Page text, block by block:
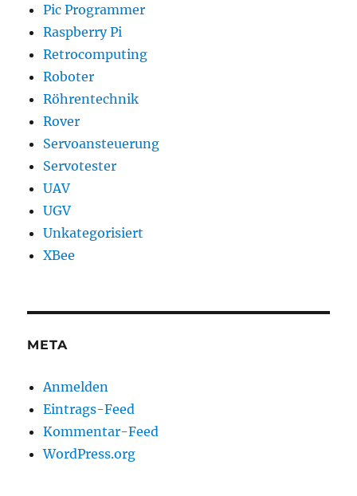
Pic Programmer
Raspberry Pi
Retrocomputing
Roboter
Röhrentechnik
Rover
Servoansteuerung
Servotester
UAV
UGV
Unkategorisiert
XBee
META
Anmelden
Eintrags-Feed
Kommentar-Feed
WordPress.org